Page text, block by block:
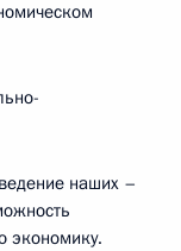
наших –
экономику.